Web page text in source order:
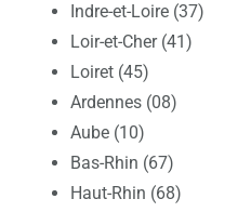
Indre-et-Loire (37)
Loir-et-Cher (41)
Loiret (45)
Ardennes (08)
Aube (10)
Bas-Rhin (67)
Haut-Rhin (68)